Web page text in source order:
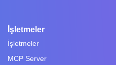
İşletmeler
İşletmeler
MCP Server